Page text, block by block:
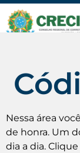
conteúdo
Nessa área
de honra. Um
dia a dia.